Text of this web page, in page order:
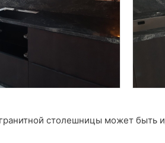
столешницы может